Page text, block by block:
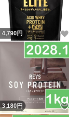
4,790円
3,180円